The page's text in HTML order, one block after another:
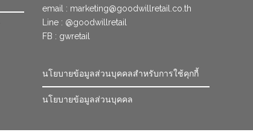
email : marketing@goodwillretail.co.th
Line : @goodwillretail
FB : gwretail
นโยบายข้อมูลส่วนบุคคลสำหรับการใช้คุกกี้
นโยบายข้อมูลส่วนบุคคล